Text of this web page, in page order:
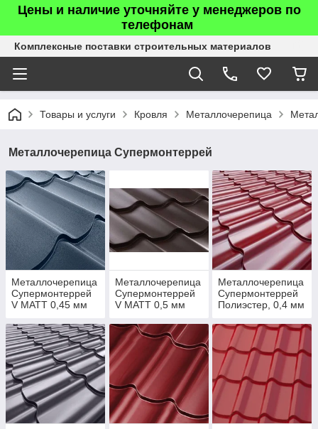
Цены и наличие уточняйте у менеджеров по
телефонам
Комплексные поставки строительных материалов
Товары и услуги Кровля Металлочерепица
Металлочерепица Супермонтеррей
Металлочерепица
Супермонтеррей
V MATT 0,45 мм
Металлочерепица
Супермонтеррей
V MATT 0,5 мм
Металлочерепица
Супермонтеррей
Полиэстер, 0,4 мм